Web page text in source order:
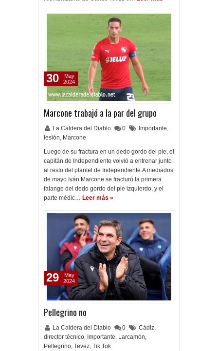
Marcone trabajó a la par del grupo
La Caldera del Diablo 0 Importante,
lesión, Marcone
Luego de su fractura en un dedo gordo del pie, el
capitán de Independiente volvió a entrenar junto
al resto del plantel de Independiente.A mediados
de mayo Iván Marcone se fracturó la primera
falange del dedo gordo del pie izquierdo, y el
parte médic… Leer más »
30
May
2024
Pellegrino no
La Caldera del Diablo 0 Cádiz,
director técnico, Importante, Larcamón,
Pellegrino, Tevez, Tik Tok
29
May
2024